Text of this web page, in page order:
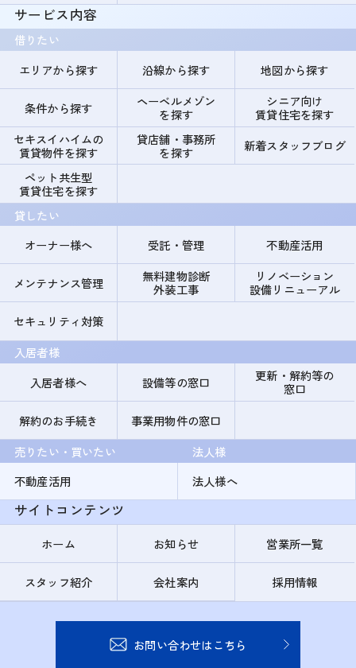
サービス内容
借りたい
エリアから探す
沿線から探す 地図から探す
条件から探す
ヘーベルメゾン
を探す
シニア向け
賃貸住宅を探す
セキスイハイムの
賃貸物件を探す
貸店舗・事務所
を探す
新着スタッフブログ
ペット共生型
賃貸住宅を探す
貸したい
オーナー様へ
受託・管理 不動産活用
メンテナンス管理
無料建物診断
外装工事
リノベーション
設備リニューアル
セキュリティ対策
入居者様
入居者様へ
設備等の窓口
更新・解約等の
窓口
解約のお手続き
事業用物件の窓口
売りたい・買いたい
不動産活用
法人様
法人様へ
サイトコンテンツ
ホーム お知らせ 営業所一覧
スタッフ紹介 会社案内 採用情報
お問い合わせはこちら